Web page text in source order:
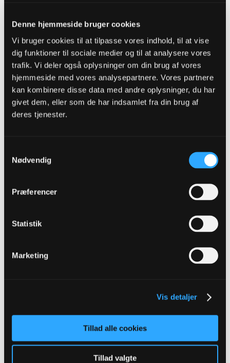
Denne hjemmeside bruger cookies
Vi bruger cookies til at tilpasse vores indhold, til at vise
dig funktioner til sociale medier og til at analysere vores
trafik. Vi deler også oplysninger om din brug af vores
hjemmeside med vores analysepartnere. Vores partnere
kan kombinere disse data med andre oplysninger, du har
givet dem, eller som de har indsamlet fra din brug af
deres tjenester.
Nødvendig
Præferencer
Statistik
Marketing
Vis detaljer
Tillad alle cookies
Tillad valgte
Kaspernon
Senior Member
Oprettet: Nov 2013 Indlæg: 21365
#1897
31-01-2023, 21:03
Bjørn lukker vinduet.
Likes 1
Senior Member
#1898
Oprindeligt indsendt af
Senior Member